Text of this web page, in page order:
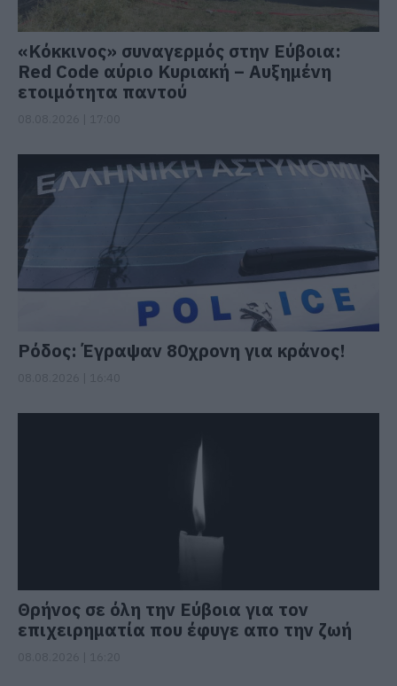
«Κόκκινος» συναγερμός στην Εύβοια:
Red Code αύριο Κυριακή – Αυξημένη
ετοιμότητα παντού
Ρόδος: Έγραψαν 80χρονη για κράνος!
Θρήνος σε όλη την Εύβοια για τον
επιχειρηματία που έφυγε απο την ζωή